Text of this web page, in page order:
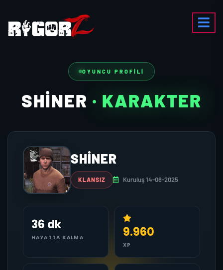
OYUNCU PROFILI
SHINER · KARAKTER
SHINER
KLANSIZ Kuruluş 14-08-2025
36 dk
HAYATTA KALMA 9.960
XP